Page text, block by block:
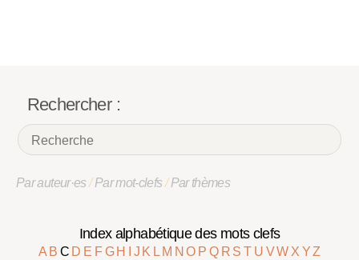
Rechercher :
Par auteur·es/Par mot-clefs/Par thèmes
Index alphabétique des mots clefs
A B C D E F G H J K L M NO P Q R ST U VW X YZ